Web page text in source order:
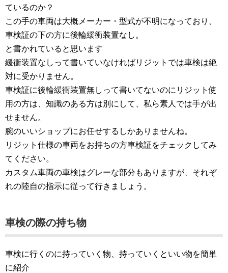
ているのか？
この手の車両は大概メーカー・型式が不明になっており、
車検証の下の方に後輪緩衝装置なし。
と書かれていると思います
緩衝装置なしって書いていなければリジットでは車検は絶
対に受かりません。
車検証に後輪緩衝装置無しって書いてないのにリジット使
用の方は、知識のある方は別にして、私ら素人では手が出
せません。
腕のいいショップにお任せするしかありませんね。
リジット仕様の車両をお持ちの方車検証をチェックしてみ
てください。
カスタム車両の車検はグレーな部分もありますが、それぞ
れの陸自の指示に従って行きましょう。
車検の際の持ち物
車検に行くのに持っていく物、持っていくといい物を簡単
に紹介